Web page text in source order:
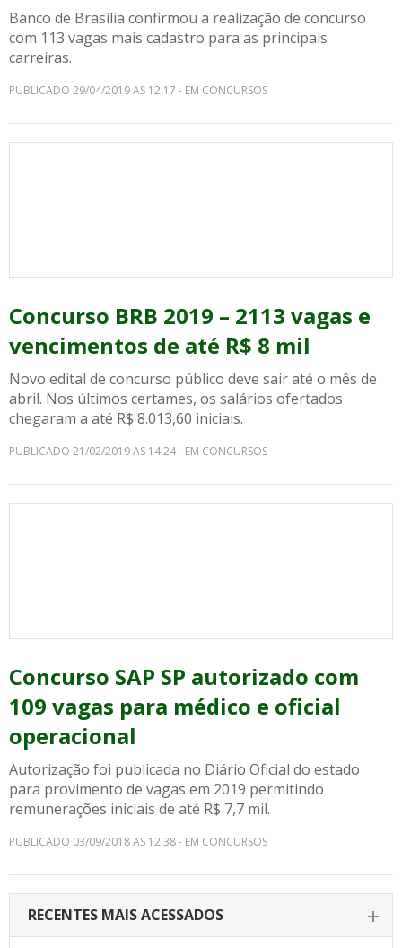
Banco de Brasília confirmou a realização de concurso
com 113 vagas mais cadastro para as principais
carreiras.
PUBLICADO 29/04/2019 AS 12:17 - EM CONCURSOS
Concurso BRB 2019 – 2113 vagas e
vencimentos de até R$ 8 mil
Novo edital de concurso público deve sair até o mês de
abril. Nos últimos certames, os salários ofertados
chegaram a até R$ 8.013,60 iniciais.
PUBLICADO 21/02/2019 AS 14:24 - EM CONCURSOS
Concurso SAP SP autorizado com
109 vagas para médico e oficial
operacional
Autorização foi publicada no Diário Oficial do estado
para provimento de vagas em 2019 permitindo
remunerações iniciais de até R$ 7,7 mil.
PUBLICADO 03/09/2018 AS 12:38 - EM CONCURSOS
RECENTES MAIS ACESSADOS